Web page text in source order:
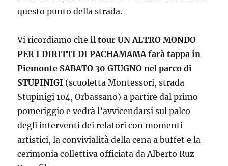
questo punto della strada.
Vi ricordiamo che il tour UN ALTRO MONDO
PER I DIRITTI DI PACHAMAMA farà tappa in
Piemonte SABATO 30 GIUGNO nel parco di
STUPINIGI (scuoletta Montessori, strada
Stupinigi 104, Orbassano) a partire dal primo
pomeriggio e vedrà l’avvicendarsi sul palco
degli interventi dei relatori con momenti
artistici, la convivialità della cena a buffet e la
cerimonia collettiva officiata da Alberto Ruz